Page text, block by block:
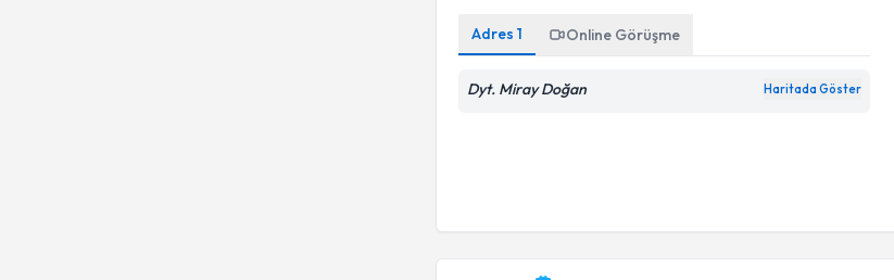
Adres1 Online Görüşme
Dyt. Miray Doğan Haritada Göster